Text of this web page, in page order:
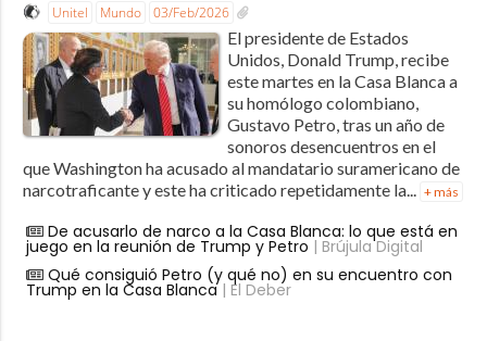
Unitel Mundo 03/Feb/2026
El presidente de Estados
Unidos, Donald Trump, recibe
este martes en la Casa Blanca a
su homólogo colombiano,
Gustavo Petro, tras un año de
sonoros desencuentros en el
que Washington ha acusado al mandatario suramericano de
narcotraficante y este ha criticado repetidamente la... + más
De acusarlo de narco a la Casa Blanca: lo que está en
juego en la reunión de Trump y Petro | Brújula Digital
Qué consiguió Petro (y qué no) en su encuentro con
Trump en la Casa Blanca| El Deber